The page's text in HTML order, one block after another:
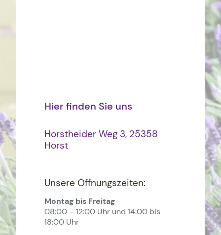
Hier finden Sie uns
Horstheider Weg 3, 25358
Horst
Unsere Öffnungszeiten:
Montag bis Freitag
08:00 – 12:00 Uhr und 14:00 bis
18:00 Uhr